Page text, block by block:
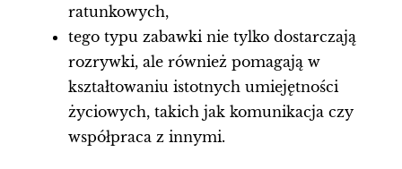
ratunkowych,
tego typu zabawki nie tylko dostarczają
rozrywki, ale również pomagają w
kształtowaniu istotnych umiejętności
życiowych, takich jak komunikacja czy
współpraca z innymi.